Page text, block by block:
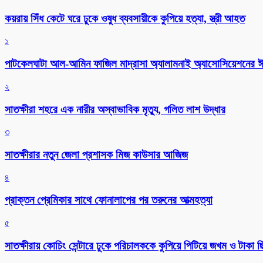
কয়রায় সিঁধ কেটে ঘরে ঢুকে ওষুধ ব্যবসায়ীকে কুপিয়ে হত্যা, স্ত্রী আহত
১
পাটকেলঘাটা আল-আমিন ফাজিল মাদ্রাসা অ্যালামনাই অ্যাসোসিয়েশনের
২
সাতক্ষীরা শহরে এক নারীর অস্বাভাবিক মৃত্যু, গলিত লাশ উদ্ধার
৩
সাতক্ষীরার নতুন জেলা প্রশাসক মিজ কাউসার আজিজ
৪
প্রাক্তন প্রেমিকার সাথে ফোনালাপের পর তরুনের আত্মহত্যা
৫
সাতক্ষীরায় কোচিং সেন্টারে ঢুকে পরিচালককে কুপিয়ে পিটিয়ে জখম ও টাকা